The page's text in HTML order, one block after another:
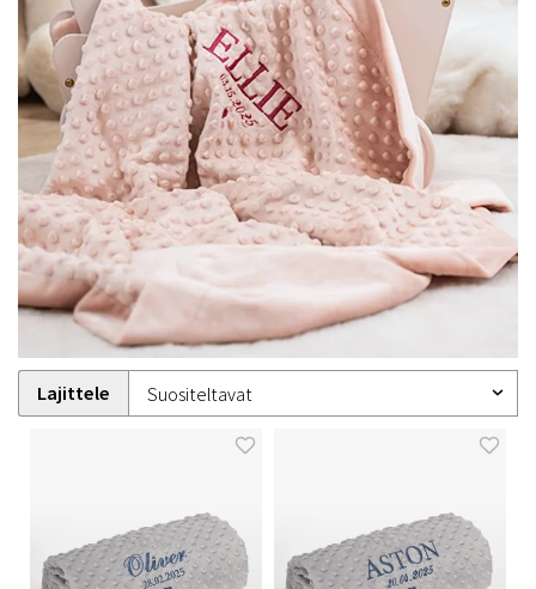
Lajittele